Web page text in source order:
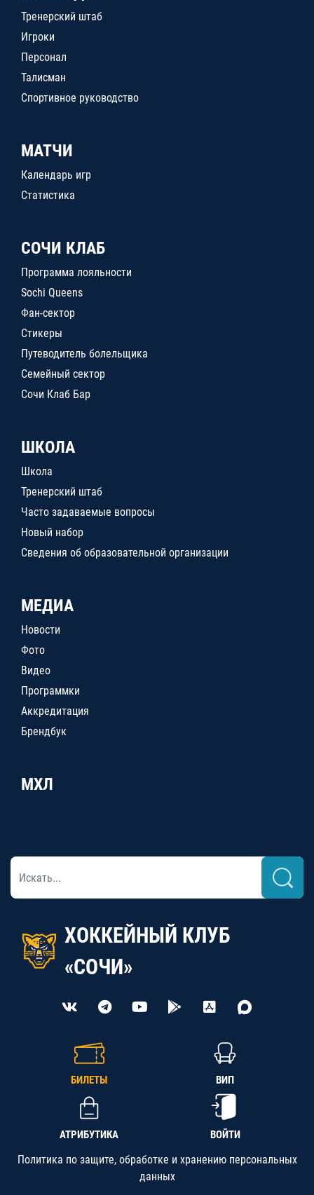
Тренерский штаб
Игроки
Персонал
Талисман
Спортивное руководство
МАТЧИ
Календарь игр
Статистика
СОЧИ КЛАБ
Программа лояльности
Sochi Queens
Фан-сектор
Стикеры
Путеводитель болельщика
Семейный сектор
Сочи Клаб Бар
ШКОЛА
Школа
Тренерский штаб
Часто задаваемые вопросы
Новый набор
Сведения об образовательной организации
МЕДИА
Новости
Фото
Видео
Программки
Аккредитация
Брендбук
МХЛ
ХОККЕЙНЫЙ КЛУБ
«СОЧИ»
БИЛЕТЫ ВИП
АТРИБУТИКА ВОЙТИ
Политика по защите, обработке и хранению персональных
данных